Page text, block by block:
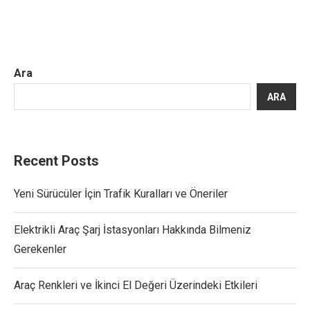
Ara
ARA
Recent Posts
Yeni Sürücüler İçin Trafik Kuralları ve Öneriler
Elektrikli Araç Şarj İstasyonları Hakkında Bilmeniz
Gerekenler
Araç Renkleri ve İkinci El Değeri Üzerindeki Etkileri